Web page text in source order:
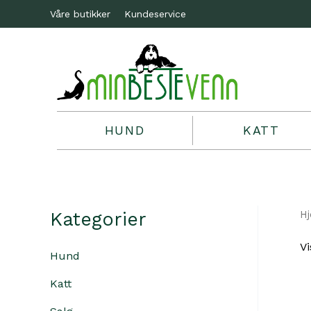
Våre butikker Kundeservice
HUND KATT
Kategorier
Hund
Katt